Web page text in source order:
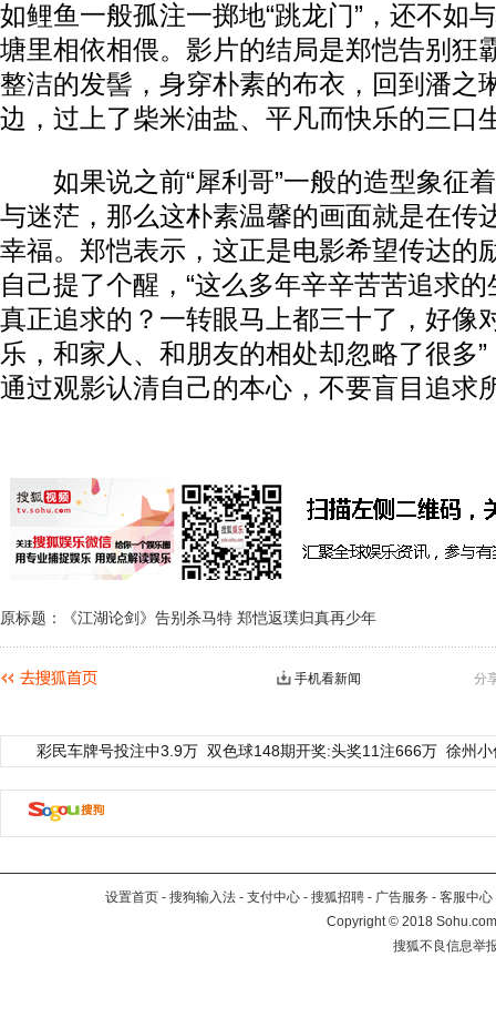
如鲤鱼一般孤注一掷地“跳龙门”，还不如
塘里相依相偎。影片的结局是郑恺告别狂
整洁的发髻，身穿朴素的布衣，回到潘之
边，过上了柴米油盐、平凡而快乐的三口
如果说之前“犀利哥”一般的造型象征着
与迷茫，那么这朴素温馨的画面就是在传
幸福。郑恺表示，这正是电影希望传达的
自己提了个醒，“这么多年辛辛苦苦追求
真正追求的？一转眼马上都三十了，好像
乐，和家人、和朋友的相处却忽略了很多
通过观影认清自己的本心，不要盲目追求
原标题：《江湖论剑》告别杀马特 郑恺返璞归真再少年
分
手机看新闻
彩民车牌号投注中3.9万 双色球148期开奖:头奖11注666万 徐州
设置首页 - 搜狗输入法 - 支付中心 - 搜狐招聘 - 广告服务 - 客服中心
Copyright©2018
搜狐不良信息举